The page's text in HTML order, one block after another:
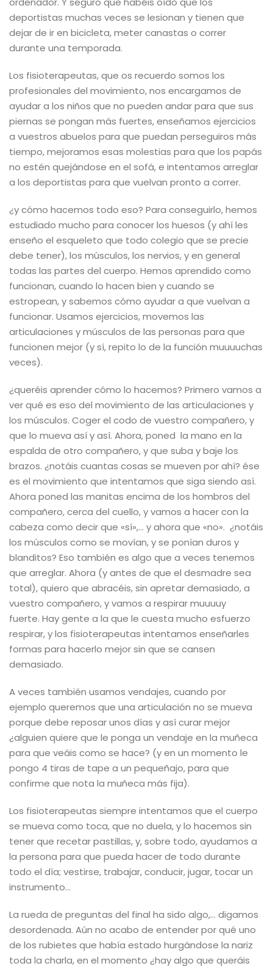
deportistas muchas veces se lesionan y tienen que
dejar de ir en bicicleta, meter canastas o correr
durante una temporada.
Los fisioterapeutas, que os recuerdo somos los
profesionales del movimiento, nos encargamos de
ayudar a los niños que no pueden andar para que sus
piernas se pongan más fuertes, enseñamos ejercicios
a vuestros abuelos para que puedan perseguiros más
tiempo, mejoramos esas molestias para que los papás
no estén quejándose en el sofá, e intentamos arreglar
a los deportistas para que vuelvan pronto a correr.
¿y cómo hacemos todo eso? Para conseguirlo, hemos
estudiado mucho para conocer los huesos (y ahí les
enseño el esqueleto que todo colegio que se precie
debe tener), los músculos, los nervios, y en general
todas las partes del cuerpo. Hemos aprendido como
funcionan, cuando lo hacen bien y cuando se
estropean, y sabemos cómo ayudar a que vuelvan a
funcionar. Usamos ejercicios, movemos las
articulaciones y músculos de las personas para que
funcionen mejor (y sí, repito lo de la función muuuuchas
veces).
¿queréis aprender cómo lo hacemos? Primero vamos a
ver qué es eso del movimiento de las articulaciones y
los músculos. Coger el codo de vuestro compañero, y
que lo mueva así y así. Ahora, poned la mano en la
espalda de otro compañero, y que suba y baje los
brazos. ¿notáis cuantas cosas se mueven por ahí? ése
es el movimiento que intentamos que siga siendo así.
Ahora poned las manitas encima de los hombros del
compañero, cerca del cuello, y vamos a hacer con la
cabeza como decir que «sí»,… y ahora que «no». ¿notáis
los músculos como se movían, y se ponían duros y
blanditos? Eso también es algo que a veces tenemos
que arreglar. Ahora (y antes de que el desmadre sea
total), quiero que abracéis, sin apretar demasiado, a
vuestro compañero, y vamos a respirar muuuuy
fuerte. Hay gente a la que le cuesta mucho esfuerzo
respirar, y los fisioterapeutas intentamos enseñarles
formas para hacerlo mejor sin que se cansen
demasiado.
A veces también usamos vendajes, cuando por
ejemplo queremos que una articulación no se mueva
porque debe reposar unos días y así curar mejor
¿alguien quiere que le ponga un vendaje en la muñeca
para que veáis como se hace? (y en un momento le
pongo 4 tiras de tape a un pequeñajo, para que
confirme que nota la muñeca más fija).
Los fisioterapeutas siempre intentamos que el cuerpo
se mueva como toca, que no duela, y lo hacemos sin
tener que recetar pastillas, y, sobre todo, ayudamos a
la persona para que pueda hacer de todo durante
todo el día; vestirse, trabajar, conducir, jugar, tocar un
instrumento…
La rueda de preguntas del final ha sido algo,… digamos
desordenada. Aún no acabo de entender por qué uno
de los rubietes que había estado hurgándose la nariz
toda la charla, en el momento ¿hay algo que queráis